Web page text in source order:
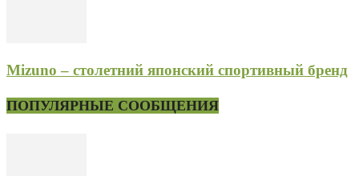
Mizuno – столетний японский спортивный бренд
ПОПУЛЯРНЫЕ СООБЩЕНИЯ